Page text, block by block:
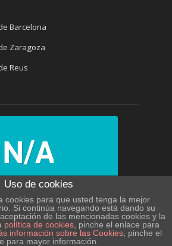
Barcelona
Zaragoza
Reus
N/A
N/A
Uso de cookies
cookies para que usted tenga la mejor
Si continúa navegando está dando su
de las mencionadas cookies y la
política de cookies , pinche el enlace para
información sobre las Cookies, pinche el
para mayor información.